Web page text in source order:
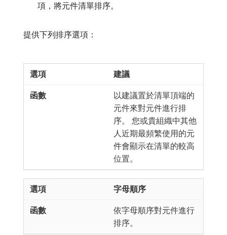
項，將元件清單排序。
提供下列排序選項：
建議
以建議置於清單頂端的
元件來對元件進行排
序。 您或貴組織中其他
人近期最頻繁使用的元
件會顯示在清單的較高
位置。
字母順序
依字母順序對元件進行
排序。